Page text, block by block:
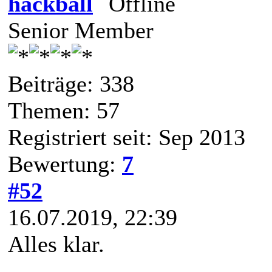
Senior Member
Beiträge: 338
Themen: 57
Registriert seit: Sep 2013
Bewertung: 7
#52
16.07.2019, 22:39
Alles klar.